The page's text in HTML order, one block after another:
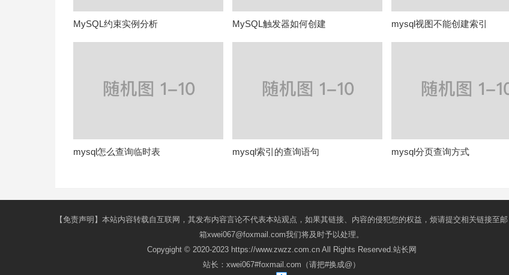
MySQL约束实例分析 MySQL触发器如何创建 mysql视图不能创建索引
mysql怎么查询临时表 mysql索引的查询语句 mysql分页查询方式
【免责声明】本站内容转载自互联网，其发布内容言论不代表本站观点，如果其链接、内容的侵犯您的权益，烦请提交相关链接至邮
箱xwei067@foxmail.com我们将及时予以处理。
Copygight © 2020-2023 https://www.zwzz.com.cn All Rights Reserved.站长网
站长：xwei067#foxmail.com（请把#换成@）